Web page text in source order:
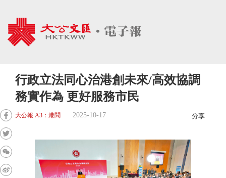
行政立法同心治港創未來/高效協調
務實作為 更好服務市民
大公報 A3：港聞 2025-10-17 分享